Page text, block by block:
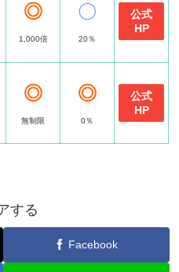
◎
1,000倍
〇
20％
公式
HP
◎
無制限
◎
0％
公式
HP
する
Facebook